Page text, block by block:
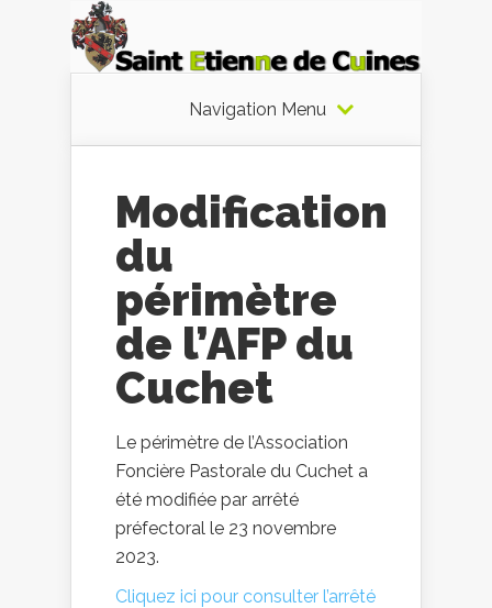
Navigation Menu
Modification
du
périmètre
de l’AFP du
Cuchet
Le périmètre de l’Association
Foncière Pastorale du Cuchet a
été modifiée par arrêté
préfectoral le 23 novembre
2023.
Cliquez ici pour consulter l’arrêté